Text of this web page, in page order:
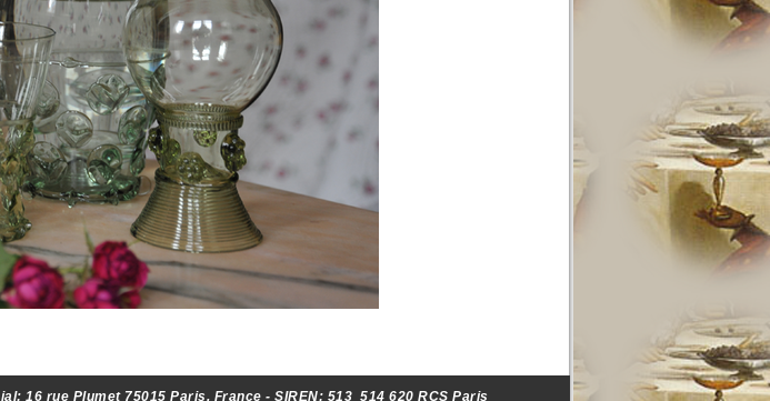
16 rue Plumet 75015 Paris, France - SIREN: 513 514 620 RCS Paris